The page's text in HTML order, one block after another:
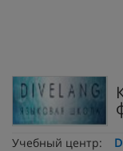
Учебный центр: